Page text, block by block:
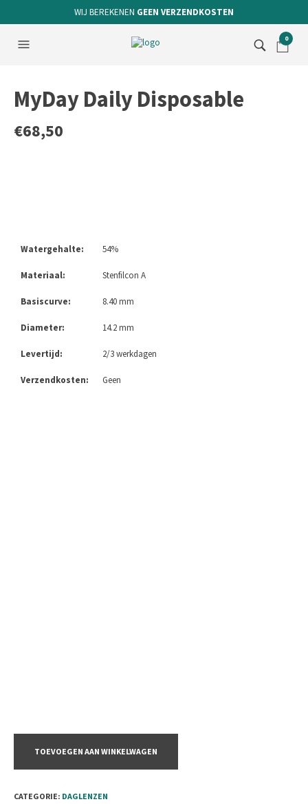
WIJ BEREKENEN GEEN VERZENDKOSTEN
0
MyDay Daily Disposable
€68,50
Watergehalte: 54%
Materiaal: Stenfilcon A
Basiscurve: 8.40 mm
Diameter: 14.2 mm
Levertijd: 2/3 werkdagen
Verzendkosten: Geen
TOEVOEGEN AAN WINKELWAGEN
CATEGORIE: DAGLENZEN